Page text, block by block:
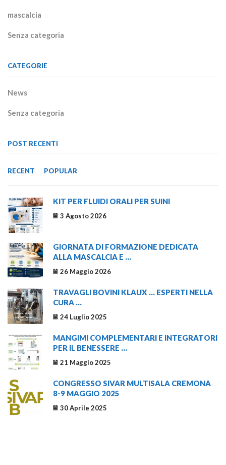
mascalcia
Senza categoria
CATEGORIE
News
Senza categoria
POST RECENTI
RECENT POPULAR
KIT PER FLUIDI ORALI PER SUINI
3 Agosto 2026
GIORNATA DI FORMAZIONE DEDICATA
ALLA MASCALCIA E ...
26 Maggio 2026
TRAVAGLI BOVINI KLAUX … ESPERTI NELLA
CURA ...
24 Luglio 2025
MANGIMI COMPLEMENTARI E INTEGRATORI
PER IL BENESSERE ...
21 Maggio 2025
CONGRESSO SIVAR MULTISALA CREMONA
8-9 MAGGIO 2025
30 Aprile 2025